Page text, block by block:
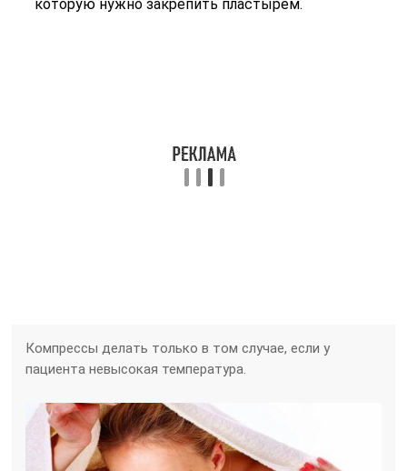
которую нужно закрепить пластырем.
Компрессы делать только в том случае, если у
пациента невысокая температура.